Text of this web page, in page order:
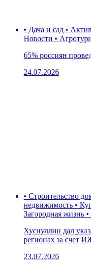
• Дача и сад •
Новости •
65% россиян
24.07.2026
• Строительство
недвижимость •
Загородная жизнь
Хуснуллин дал
регионах за счет
23.07.2026